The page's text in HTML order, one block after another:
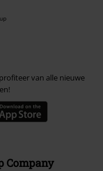
van alle nieuwe
Company